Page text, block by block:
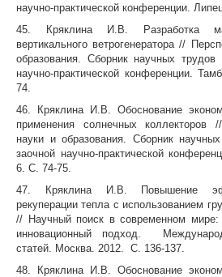
научно-практической конференции.
45. Кряклина И.В. Разработка
вертикального ветрогенератора //
образования. Сборник научных
научно-практической конференции.
74.
46. Кряклина И.В. Обоснование
применения солнечных коллекторов
науки и образования. Сборник
заочной научно-практической
6. С. 74-75.
47. Кряклина И.В. Повышение
рекуперации тепла с использованием
// Научный поиск в современном мире:
инновационный подход.
статей. Москва. 2012. С. 136-137.
48. Кряклина И.В. Обоснование